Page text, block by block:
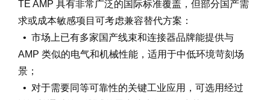
TE AMP 具有非常广泛的国际标准覆盖，但部分国产需
求或成本敏感项目可考虑兼容替代方案：
• 市场上已有多家国产线束和连接器品牌能提供与
AMP 类似的电气和机械性能，适用于中低环境苛刻场
景；
• 对于需要同等可靠性的关键工业应用，可选用经过